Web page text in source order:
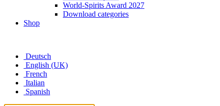
World-Spirits Award 2027
Download categories
Shop
Deutsch
English (UK)
French
Italian
Spanish